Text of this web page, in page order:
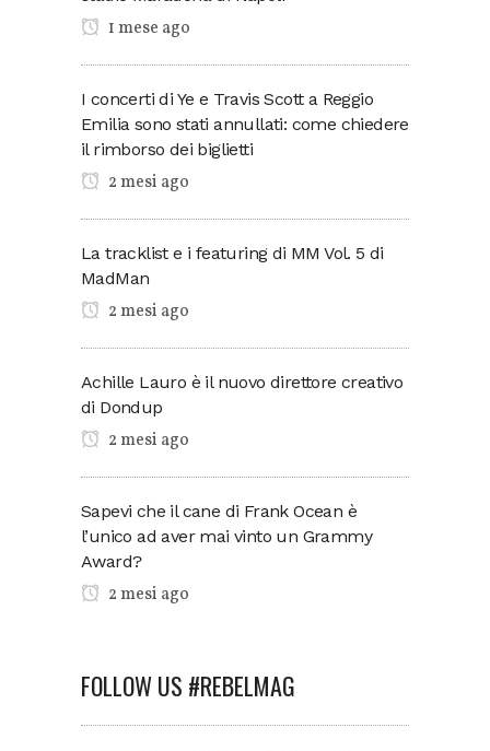
1 mese ago
I concerti di Ye e Travis Scott a Reggio
Emilia sono stati annullati: come chiedere
il rimborso dei biglietti
2 mesi ago
La tracklist e i featuring di MM Vol. 5 di
MadMan
2 mesi ago
Achille Lauro è il nuovo direttore creativo
di Dondup
2 mesi ago
Sapevi che il cane di Frank Ocean è
l’unico ad aver mai vinto un Grammy
Award?
2 mesi ago
FOLLOW US #REBELMAG